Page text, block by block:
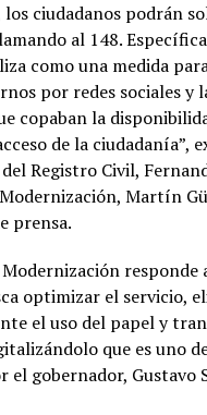
los ciudadanos podrán
al 148.
como una medida
por redes sociales y
copaban la
de la ciudadanía”,
Registro Civil,
Martín
prensa.
responde
optimizar el servicio,
el uso del papel y
que es uno
el gobernador, Gustavo